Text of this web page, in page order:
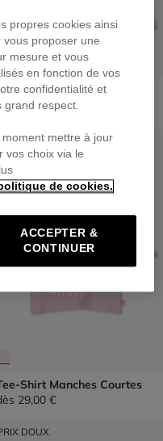
En Molleton
55,00 €
DOUX
Shirt Manches Courtes
29,00 €
DOUX
propres cookies ainsi
proposer une
mesure et vous
en fonction de vos
confidentialité et
grand respect.
mettre à jour
vos choix via le
de cookies.
ACCEPTER &
CONTINUER